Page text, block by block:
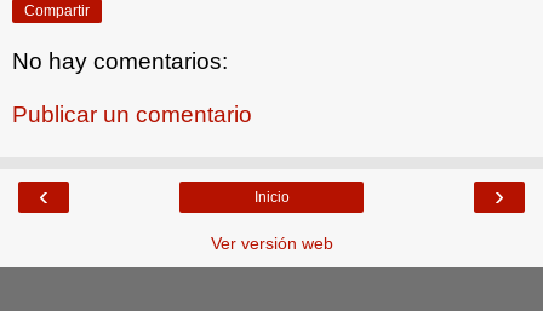
Compartir
No hay comentarios:
Publicar un comentario
‹ ›
Inicio
Ver versión web